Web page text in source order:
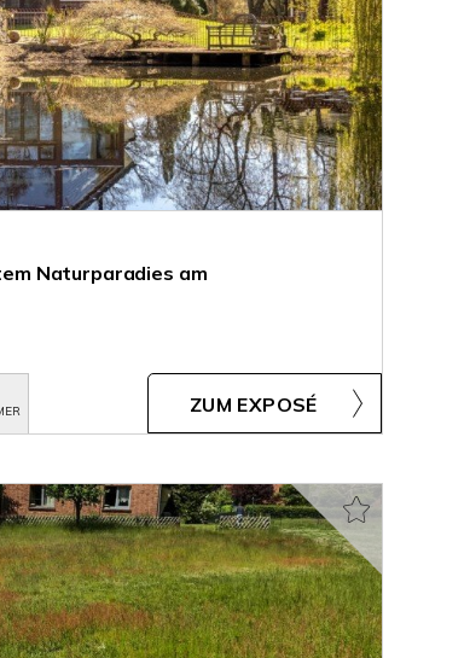
Naturparadies am
ZUM EXPOSÉ